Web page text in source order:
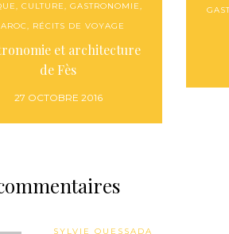
,CULTURE,GASTRONOMIE,
, RÉCITS DE VOYAGE
et architecture
de Fès
27 OCTOBRE 2016
SYLVIE QUESSADA